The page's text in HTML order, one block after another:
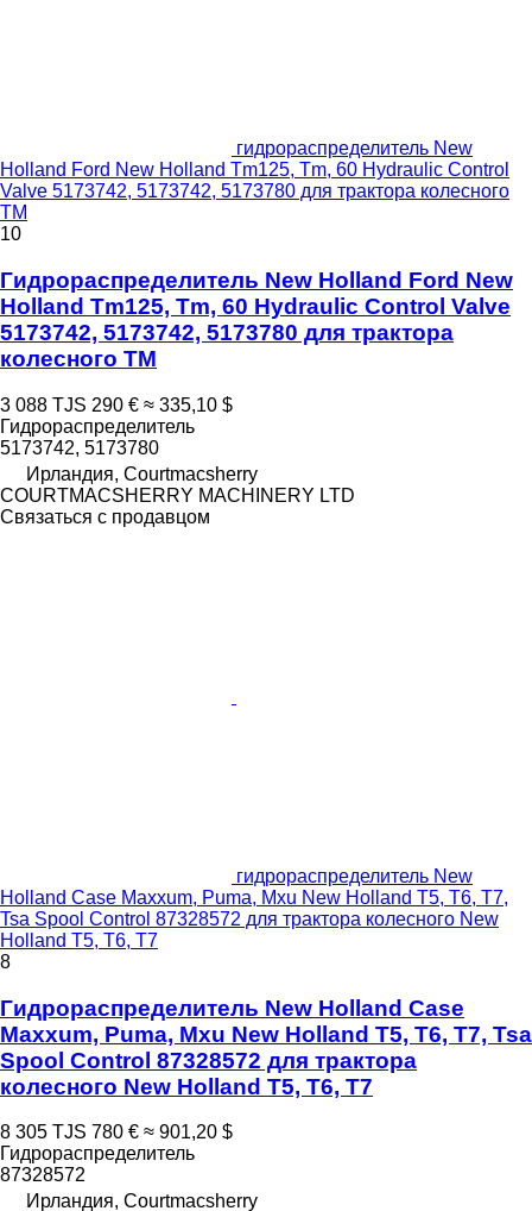
гидрораспределитель New
Holland Ford New Holland Tm125, Tm, 60 Hydraulic Control
Valve 5173742, 5173742, 5173780 для трактора колесного
TM
10
Гидрораспределитель New Holland Ford New
Holland Tm125, Tm, 60 Hydraulic Control Valve
5173742, 5173742, 5173780 для трактора
колесного TM
3 088 TJS 290 € ≈ 335,10 $
Гидрораспределитель
5173742, 5173780
Ирландия, Courtmacsherry
COURTMACSHERRY MACHINERY LTD
Связаться с продавцом
гидрораспределитель New
Holland Case Maxxum, Puma, Mxu New Holland T5, T6, T7,
Tsa Spool Control 87328572 для трактора колесного New
Holland T5, T6, T7
8
Гидрораспределитель New Holland Case
Maxxum, Puma, Mxu New Holland T5, T6, T7, Tsa
Spool Control 87328572 для трактора
колесного New Holland T5, T6, T7
8 305 TJS 780 € ≈ 901,20 $
Гидрораспределитель
87328572
Ирландия, Courtmacsherry